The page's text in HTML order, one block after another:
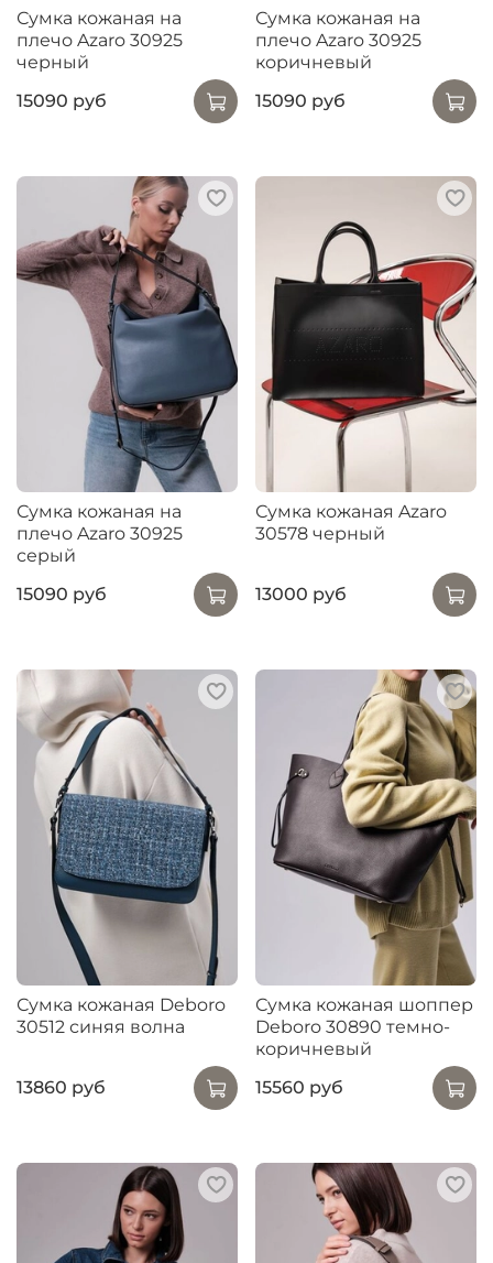
Сумка кожаная на
плечо Azaro 30925
черный
15090 руб
Сумка кожаная на
плечо Azaro 30925
коричневый
15090 руб
Сумка кожаная на
плечо Azaro 30925
серый
15090 руб
Сумка кожаная Azaro
30578 черный
13000 руб
Сумка кожаная Deboro
30512 синяя волна
13860 руб
Сумка кожаная шоппер
Deboro 30890 темно-
коричневый
15560 руб